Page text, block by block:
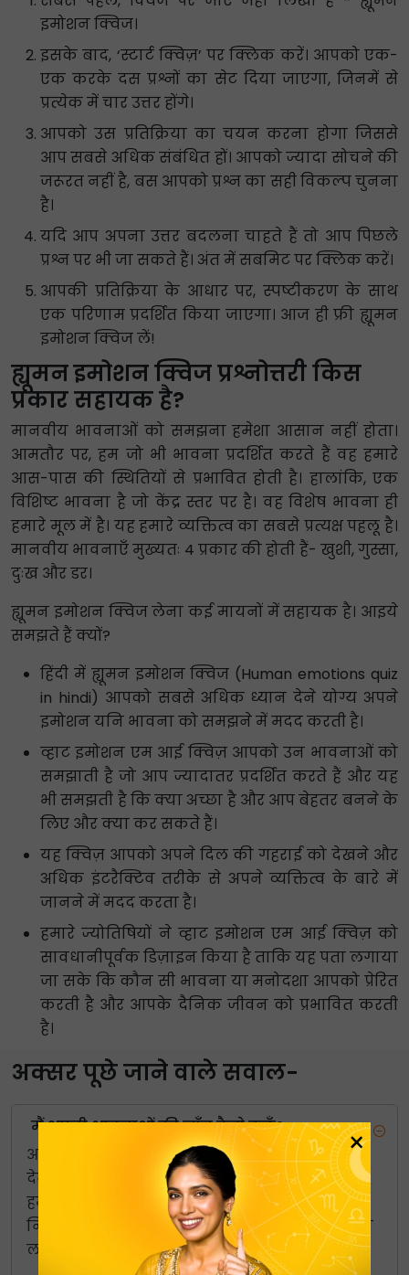
इमोशन क्विज।
इसके बाद, ‘स्टार्ट क्विज़’ पर क्लिक करें। आपको एक-
एक करके दस प्रश्नों का सेट दिया जाएगा, जिनमें से
प्रत्येक में चार उत्तर होंगे।
आपको उस प्रतिक्रिया का चयन करना होगा जिससे
आप सबसे अधिक संबंधित हों। आपको ज्यादा सोचने की
जरूरत नहीं है, बस आपको प्रश्न का सही विकल्प चुनना
है।
यदि आप अपना उत्तर बदलना चाहते हैं तो आप पिछले
प्रश्न पर भी जा सकते हैं। अंत में सबमिट पर क्लिक करें।
आपकी प्रतिक्रिया के आधार पर, स्पष्टीकरण के साथ
एक परिणाम प्रदर्शित किया जाएगा। आज ही फ्री ह्यूमन
इमोशन क्विज लें!
ह्यूमन इमोशन क्विज प्रश्नोत्तरी किस
प्रकार सहायक है?
मानवीय भावनाओं को समझना हमेशा आसान नहीं होता।
आमतौर पर, हम जो भी भावना प्रदर्शित करते हैं वह हमारे
आस-पास की स्थितियों से प्रभावित होती है। हालांकि, एक
विशिष्ट भावना है जो केंद्र स्तर पर है। वह विशेष भावना ही
हमारे मूल में है। यह हमारे व्यक्तित्व का सबसे प्रत्यक्ष पहलू है।
मानवीय भावनाएँ मुख्यतः 4 प्रकार की होती हैं- खुशी, गुस्सा,
दुःख और डर।
ह्यूमन इमोशन क्विज लेना कई मायनों में सहायक है। आइये
समझते हैं क्यों?
हिंदी में ह्यूमन इमोशन क्विज (Human emotions quiz
in hindi) आपको सबसे अधिक ध्यान देने योग्य अपने
इमोशन यनि भावना को समझने में मदद करती है।
व्हाट इमोशन एम आई क्विज़ आपको उन भावनाओं को
समझाती है जो आप ज्यादातर प्रदर्शित करते हैं और यह
भी समझती है कि क्या अच्छा है और आप बेहतर बनने के
लिए और क्या कर सकते हैं।
यह क्विज़ आपको अपने दिल की गहराई को देखने और
अधिक इंटरैक्टिव तरीके से अपने व्यक्तित्व के बारे में
जानने में मदद करता है।
हमारे ज्योतिषियों ने व्हाट इमोशन एम आई क्विज़ को
सावधानीपूर्वक डिज़ाइन किया है ताकि यह पता लगाया
जा सके कि कौन सी भावना या मनोदशा आपको प्रेरित
करती है और आपके दैनिक जीवन को प्रभावित करती
है।
अक्सर पूछे जाने वाले सवाल-
मैं अपनी भावनाओं की जाँच कैसे करूँ?
आपको अपने दैनिक जीवन के सबसे अधिक दिखाई
देने वाले भावनात्मक पहलू की जांच करनी चाहिए।
हमने आपके लिए इसे आसान बना दिया है. हमारी
निःशुल्क ‘ह्यूमन इमोशन क्विज’ को आज़माएँ और पता
लगाएँ।
×